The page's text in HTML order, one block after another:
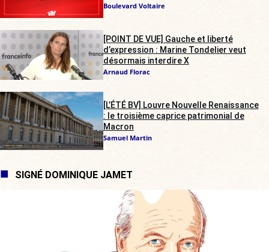
Boulevard Voltaire
[POINT DE VUE] Gauche et liberté
d’expression : Marine Tondelier veut
désormais interdire X
Arnaud Florac
[L’ÉTÉ BV] Louvre Nouvelle Renaissance
: le troisième caprice patrimonial de
Macron
Samuel Martin
SIGNÉ DOMINIQUE JAMET